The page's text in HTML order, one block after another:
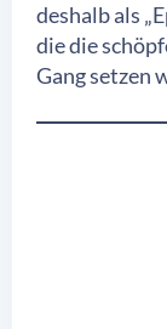
deshalb als
die die
Gang setzen